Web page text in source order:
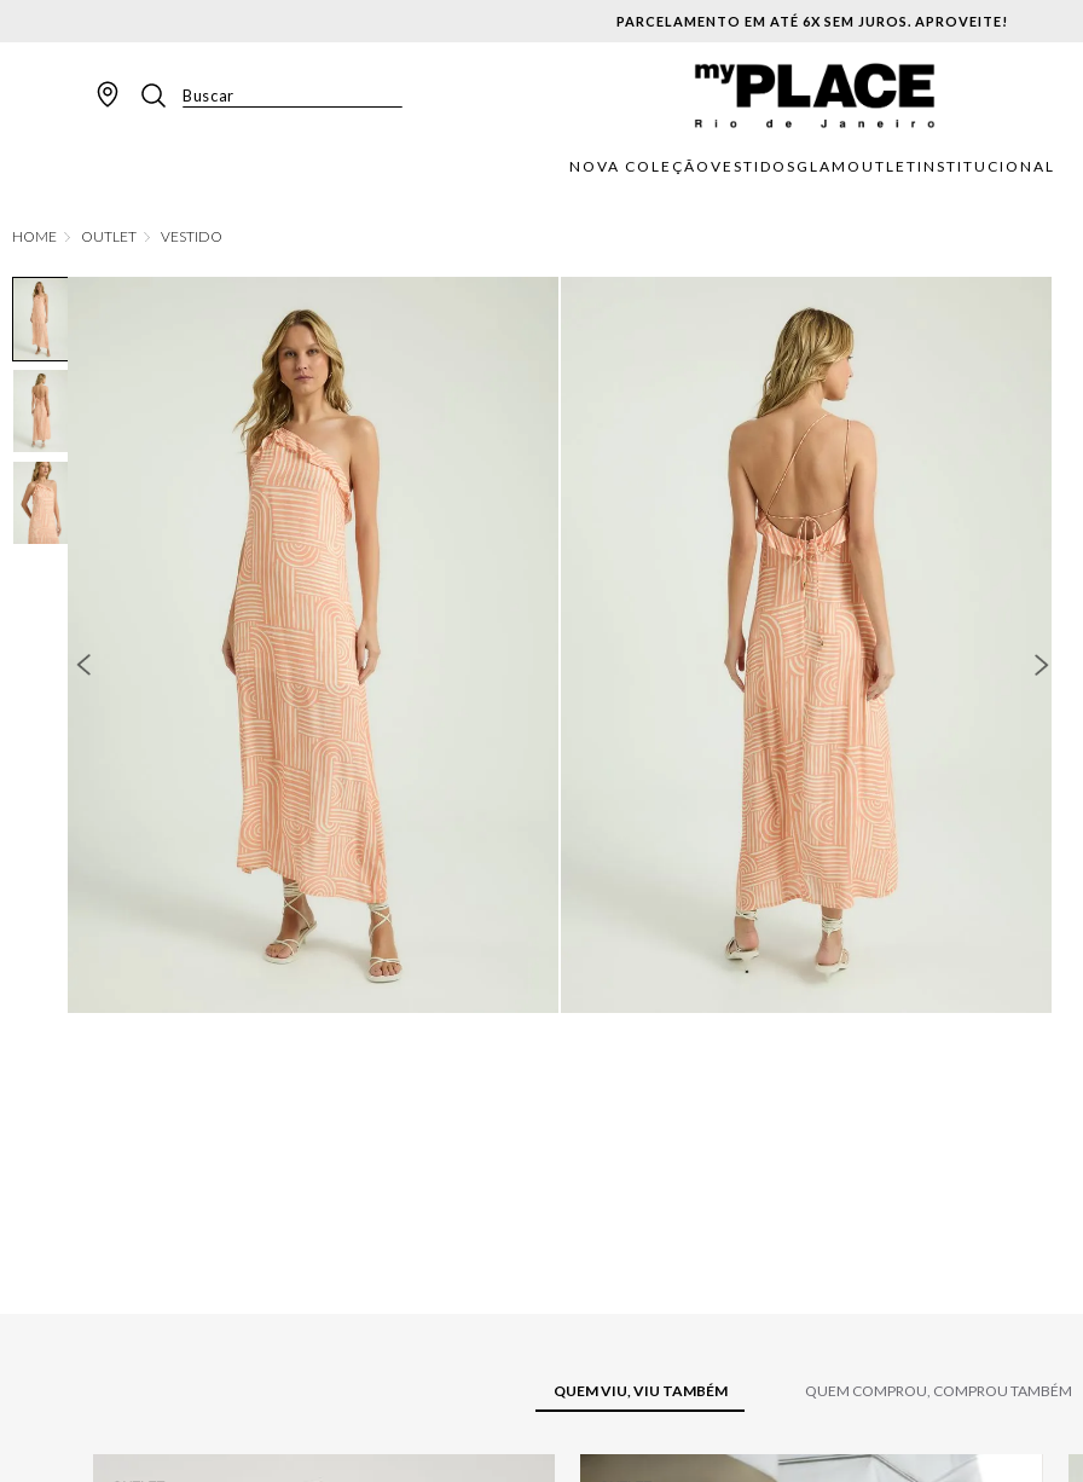
PARCELAMENTO EM ATÉ 6X SEM JUROS. APROVEITE!
Buscar
VESTIDOS
JAQUETA
CALÇA JEANS
COLETE
NOVA COLEÇÃO VESTIDOSGLAM OUTLETINSTITUCIONAL
OUTLET VESTIDO
QUEM VIU, VIU TAMBÉM QUEM COMPROU, COMPROU TAMBÉM